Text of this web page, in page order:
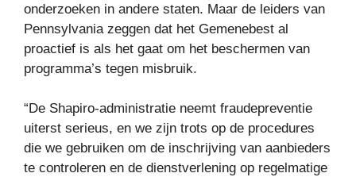
onderzoeken in andere staten. Maar de leiders van
Pennsylvania zeggen dat het Gemenebest al
proactief is als het gaat om het beschermen van
programma’s tegen misbruik.
“De Shapiro-administratie neemt fraudepreventie
uiterst serieus, en we zijn trots op de procedures
die we gebruiken om de inschrijving van aanbieders
te controleren en de dienstverlening op regelmatige